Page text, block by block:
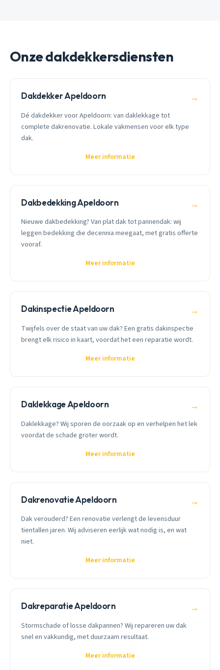
Onze dakdekkersdiensten
Dakdekker Apeldoorn →
Dé dakdekker voor Apeldoorn: van daklekkage tot
complete dakrenovatie. Lokale vakmensen voor elk type
dak.
Meer informatie
Dakbedekking Apeldoorn →
Nieuwe dakbedekking? Van plat dak tot pannendak: wij
leggen bedekking die decennia meegaat, met gratis offerte
vooraf.
Meer informatie
Dakinspectie Apeldoorn →
Twijfels over de staat van uw dak? Een gratis dakinspectie
brengt elk risico in kaart, voordat het een reparatie wordt.
Meer informatie
Daklekkage Apeldoorn →
Daklekkage? Wij sporen de oorzaak op en verhelpen het lek
voordat de schade groter wordt.
Meer informatie
Dakrenovatie Apeldoorn →
Dak verouderd? Een renovatie verlengt de levensduur
tientallen jaren. Wij adviseren eerlijk wat nodig is, en wat
niet.
Meer informatie
Dakreparatie Apeldoorn →
Stormschade of losse dakpannen? Wij repareren uw dak
snel en vakkundig, met duurzaam resultaat.
Meer informatie